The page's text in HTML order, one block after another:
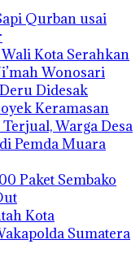
Qurban usai
Kota Serahkan
Wonosari
Didesak
Keramasan
Warga Desa
Pemda Muara
Paket Sembako
Kota
Sumatera